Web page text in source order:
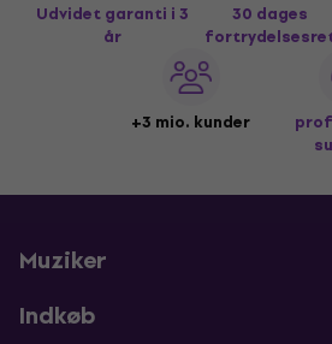
Udvidet garanti i 3
år
30 dages
+3 mio. kunder
Muziker
Indkøb